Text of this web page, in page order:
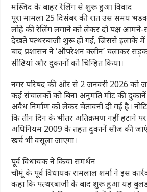
मस्जिद के बाहर रेलिंग से शुरू हुआ विवाद
पूरा मामला 25 दिसंबर की रात उस समय
लोहे की रेलिंग लगाने को लेकर दो पक्ष
देखते पत्थरबाजी शुरू हो गई, जिससे इलाके
बाद प्रशासन ने ‘ऑपरेशन क्लीन’ चलाकर
सीढ़ियां और दुकानों को चिन्हित किया।
नगर परिषद की ओर से 2 जनवरी 2026 को
कई संचालकों को बिना अनुमति मीट की
अवैध निर्माण को लेकर चेतावनी दी गई है।
कि तीन दिन के भीतर अतिक्रमण नहीं हटाने
अधिनियम 2009 के तहत दुकानें सीज की
खर्च भी वसूला जाएगा।
पूर्व विधायक ने किया समर्थन
चौमूं के पूर्व विधायक रामलाल शर्मा ने इस
कहा कि पत्थरबाजी के बाद शुरू हुआ यह